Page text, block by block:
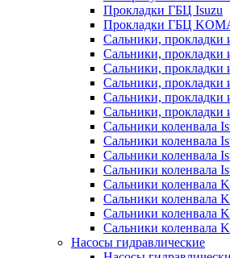
Прокладки ГБЦ Isuzu
Прокладки ГБЦ
Сальники, прокладки
Сальники, прокладки
Сальники, прокладки
Сальники, прокладки
Сальники, прокладки
Сальники, прокладки
Сальники коленвала
Сальники коленвала
Сальники коленвала
Сальники коленвала
Сальники коленвала
Сальники коленвала
Сальники коленвала
Сальники коленвала
Насосы гидравлические